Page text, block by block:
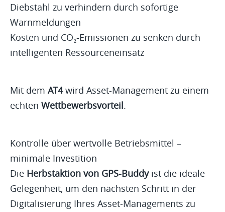
Diebstahl zu verhindern durch sofortige
Warnmeldungen
Kosten und CO₂-Emissionen zu senken durch
intelligenten Ressourceneinsatz
Mit dem AT4wird Asset-Management zu einem
echten Wettbewerbsvorteil.
Kontrolle über wertvolle Betriebsmittel –
minimale Investition
Die Herbstaktion von GPS-Buddyist die ideale
Gelegenheit, um den nächsten Schritt in der
Digitalisierung Ihres Asset-Managements zu